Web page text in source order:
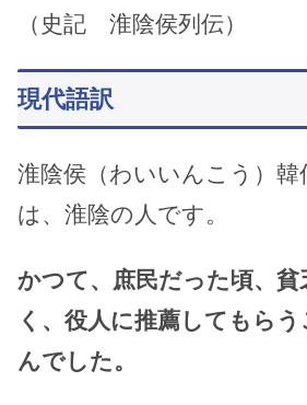
（史記 淮陰侯列伝）
現代語訳
淮陰侯（わいいんこう）韓
は、淮陰の人です。
かつて、庶民だった頃、貧
く、役人に推薦してもら
んでした。